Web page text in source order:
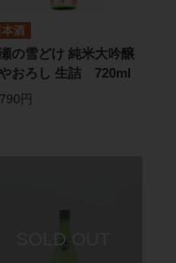
本酒
の雪どけ 純米大吟醸
おろし 生詰 720ml
円